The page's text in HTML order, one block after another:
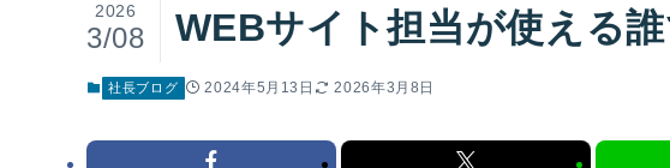
WEBサイト担当が使える
2026
3/08
社長ブログ 2024年5月13日 2026年3月8日